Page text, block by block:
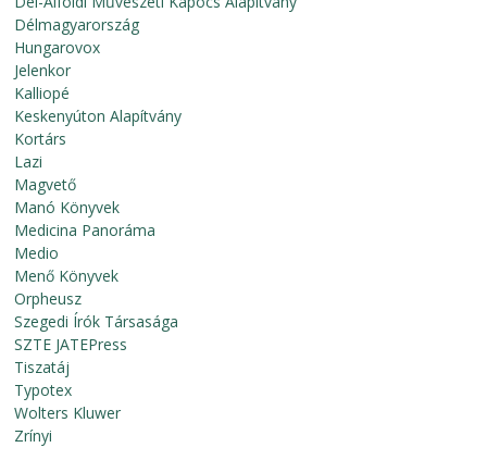
Délmagyarország
Hungarovox
Jelenkor
Kalliopé
Keskenyúton Alapítvány
Kortárs
Lazi
Magvető
Manó Könyvek
Medicina Panoráma
Medio
Menő Könyvek
Orpheusz
Szegedi Írók Társasága
SZTE JATEPress
Tiszatáj
Typotex
Wolters Kluwer
Zrínyi